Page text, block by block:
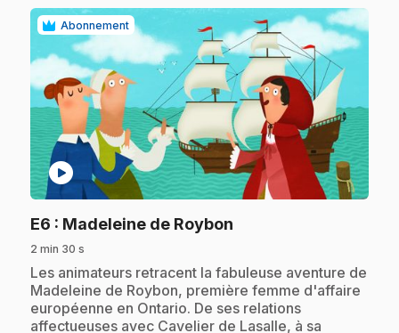
Abonnement
play_circle
E6 : Madeleine de Roybon
2 min 30 s
.Les animateurs retracent la fabuleuse aventure de
Madeleine de Roybon, première femme d'affaire
européenne en Ontario. De ses relations
affectueuses avec Cavelier de Lasalle, à sa